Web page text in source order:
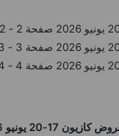
كازيون 17-20 يونيو 2026